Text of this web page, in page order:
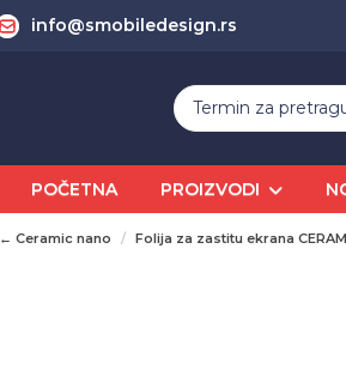
info@smobiledesign.rs
POČETNA PROIZVODI
← Ceramic nano Folija za zastitu ekrana